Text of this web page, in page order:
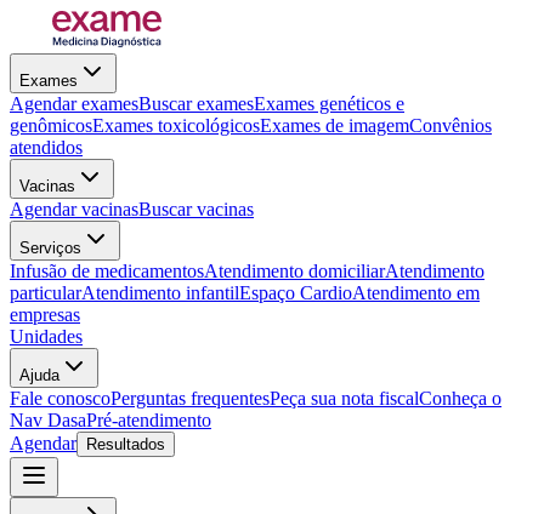
Exames
Agendar examesBuscar examesExames genéticos e
genômicosExames toxicológicosExames de imagemConvênios
atendidos
Vacinas
Agendar vacinasBuscar vacinas
Serviços
Infusão de medicamentosAtendimento domiciliarAtendimento
particularAtendimento infantilEspaço CardioAtendimento em
empresas
Unidades
Ajuda
Fale conoscoPerguntas frequentesPeça sua nota fiscalConheça o
Nav DasaPré-atendimento
Agendar
Resultados